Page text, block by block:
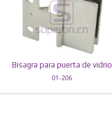
Bisagra para puerta de vidrio
01-206